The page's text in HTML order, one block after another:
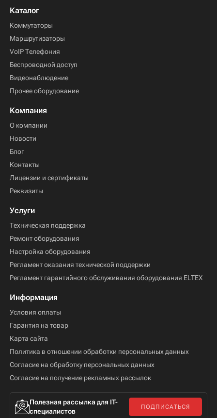
Каталог
Коммутаторы
Маршрутизаторы
VoIP Телефония
Беспроводной доступ
Видеонаблюдение
Прочее оборудование
Компания
О компании
Новости
Блог
Контакты
Лицензии и сертификаты
Реквизиты
Услуги
Техническая поддержка
Ремонт оборудования
Настройка оборудования
Регламент оказания технической поддержки
Регламент гарантийного обслуживания оборудования ELTEX
Информация
Условия оплаты
Гарантия на товар
Карта сайта
Политика в отношении обработки персональных данных
Согласие на обработку персональных данных
Согласие на получение рекламных рассылок
Полезная рассылка для IT-
специалистов
ПОДПИСАТЬСЯ